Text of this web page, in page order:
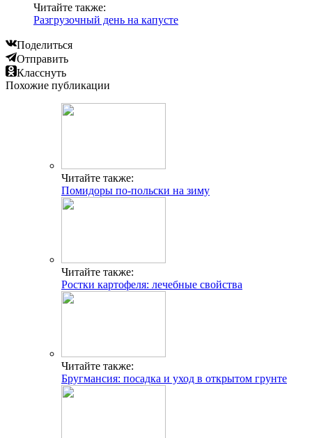
Читайте также:
Разгрузочный день на капусте
Поделиться
Отправить
Класснуть
Похожие публикации
Читайте также:
Помидоры по-польски на зиму
Читайте также:
Ростки картофеля: лечебные свойства
Читайте также:
Бругмансия: посадка и уход в открытом грунте